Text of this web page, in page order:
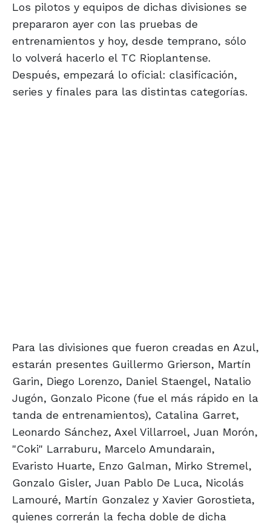
Los pilotos y equipos de dichas divisiones se
prepararon ayer con las pruebas de
entrenamientos y hoy, desde temprano, sólo
lo volverá hacerlo el TC Rioplantense.
Después, empezará lo oficial: clasificación,
series y finales para las distintas categorías.
Para las divisiones que fueron creadas en Azul,
estarán presentes Guillermo Grierson, Martín
Garin, Diego Lorenzo, Daniel Staengel, Natalio
Jugón, Gonzalo Picone (fue el más rápido en la
tanda de entrenamientos), Catalina Garret,
Leonardo Sánchez, Axel Villarroel, Juan Morón,
"Coki" Larraburu, Marcelo Amundarain,
Evaristo Huarte, Enzo Galman, Mirko Stremel,
Gonzalo Gisler, Juan Pablo De Luca, Nicolás
Lamouré, Martín Gonzalez y Xavier Gorostieta,
quienes correrán la fecha doble de dicha